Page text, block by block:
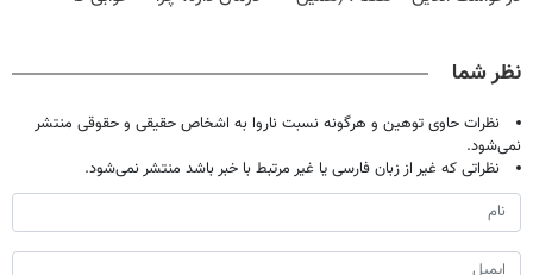
نظر شما
نظرات حاوی توهین و هرگونه نسبت ناروا به اشخاص حقیقی و حقوقی منتشر
نمی‌شود.
نظراتی که غیر از زبان فارسی یا غیر مرتبط با خبر باشد منتشر نمی‌شود.